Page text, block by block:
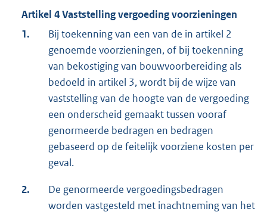
Artikel 4 Vaststelling vergoeding voorzieningen
1.
Bij toekenning van een van de in artikel 2
genoemde voorzieningen, of bij toekenning
van bekostiging van bouwvoorbereiding als
bedoeld in artikel 3, wordt bij de wijze van
vaststelling van de hoogte van de vergoeding
een onderscheid gemaakt tussen vooraf
genormeerde bedragen en bedragen
gebaseerd op de feitelijk voorziene kosten per
geval.
2.
De genormeerde vergoedingsbedragen
worden vastgesteld met inachtneming van het